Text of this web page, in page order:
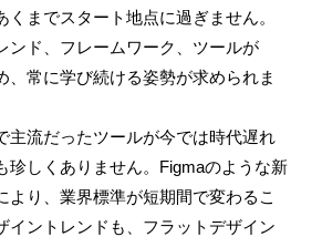
くまでスタート地点に過ぎません。
ンド、フレームワーク、ツールが
、常に学び続ける姿勢が求められま
主流だったツールが今では時代遅れ
珍しくありません。Figmaのような新
より、業界標準が短期間で変わるこ
イントレンドも、フラットデザイン